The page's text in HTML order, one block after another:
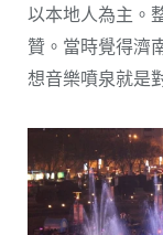
以本地人為主。
贊。當時覺得濟
想音樂噴泉就是